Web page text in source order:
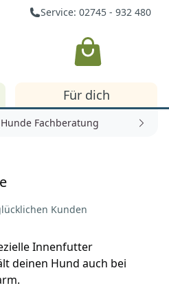
Service: 02745 - 932 480
Warenkorb
Für dich
Hunde Fachberatung
Kunden
Innenfutter
deinen Hund auch bei